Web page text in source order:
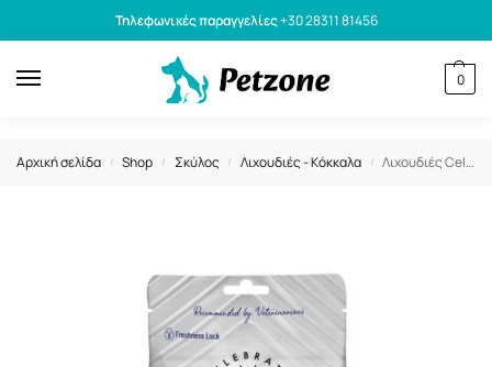
Τηλεφωνικές παραγγελίες+30 28311 81456
0
Αρχική σελίδα / Shop / Σκύλος / Λιχουδιές - Κόκκαλα / Λιχουδιές Celebrate Freshness Dental Filled Rolls Chicken & Duck 150gr